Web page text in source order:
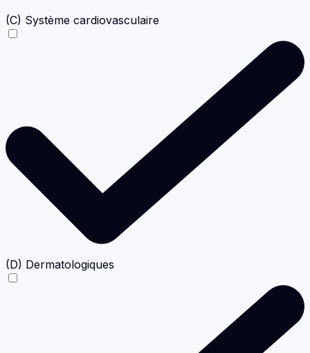
(C) Système cardiovasculaire
(D) Dermatologiques